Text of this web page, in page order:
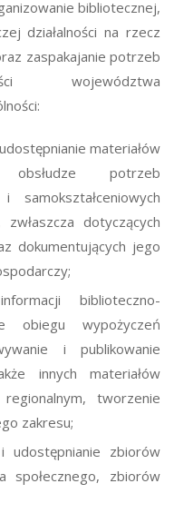
bibliotecznej,
działalności na rzecz
zaspakajanie potrzeb
województwa
materiałów
obsłudze potrzeb
samokształceniowych
dotyczących
dokumentujących jego
biblioteczno-
obiegu wypożyczeń
i publikowanie
innych materiałów
tworzenie
zakresu;
udostępnianie zbiorów
społecznego, zbiorów